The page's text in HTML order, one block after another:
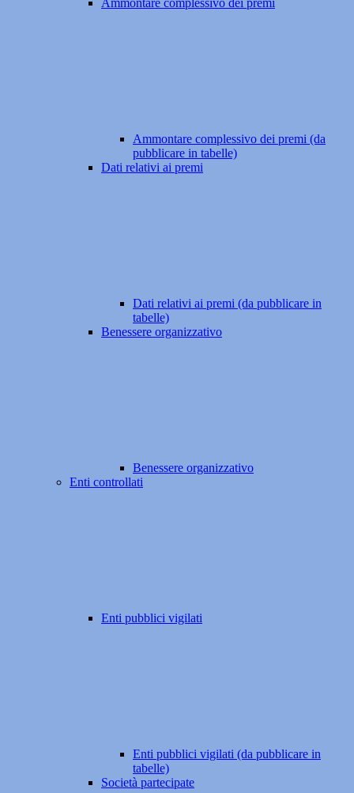
Ammontare complessivo dei premi
Ammontare complessivo dei premi (da
pubblicare in tabelle)
Dati relativi ai premi
Dati relativi ai premi (da pubblicare in
tabelle)
Benessere organizzativo
Benessere organizzativo
Enti controllati
Enti pubblici vigilati
Enti pubblici vigilati (da pubblicare in
tabelle)
Società partecipate